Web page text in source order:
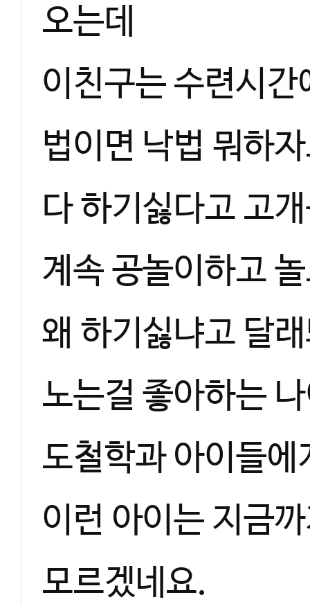
오는데
이친구는 수련시
법이면 낙법 뭐하
다 하기싫다고 고
계속 공놀이하고
왜 하기싫냐고 달
노는걸 좋아하는
도철학과 아이들
이런 아이는 지금
모르겠네요.